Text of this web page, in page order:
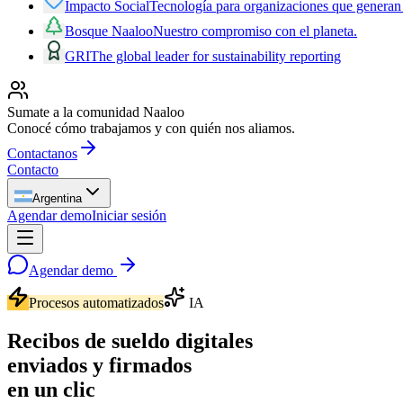
Impacto SocialTecnología para organizaciones que
Bosque NaalooNuestro compromiso con el planeta.
GRIThe global leader for sustainability reporting
Sumate a la comunidad Naaloo
Conocé cómo trabajamos y con quién nos aliamos.
Contactanos
Contacto
Argentina
Agendar demoIniciar sesión
Agendar demo
Procesos automatizados IA
Recibos de sueldo digitales
enviados y firmados
en un clic